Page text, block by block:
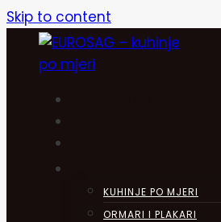
Skip to content
KUHINJE PO MJERI
ORMARI I PLAKARI